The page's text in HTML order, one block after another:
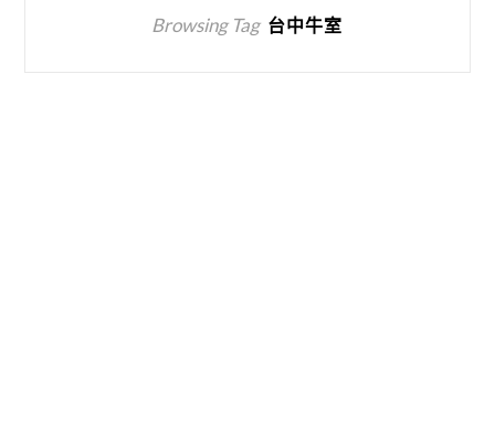
Browsing Tag 台中牛室